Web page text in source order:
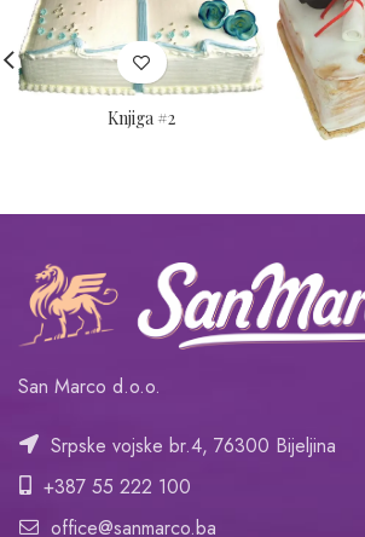
Knjiga #2
San Marco d.o.o.
Srpske vojske br.4, 76300 Bijeljina
+387 55 222 100
office@sanmarco.ba